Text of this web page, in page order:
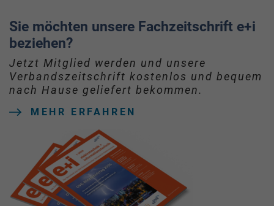
Sie möchten unsere Fachzeitschrift e+i
beziehen?
Jetzt Mitglied werden und unsere
Verbandszeitschrift kostenlos und bequem
nach Hause geliefert bekommen.
MEHR ERFAHREN